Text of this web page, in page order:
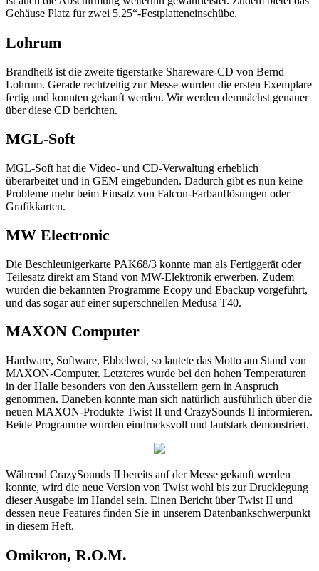
Gehäuse Platz für zwei 5.25“-Festplatteneinschübe.
Lohrum
Brandheiß ist die zweite tigerstarke Shareware-CD von Bernd
Lohrum. Gerade rechtzeitig zur Messe wurden die ersten Exemplare
fertig und konnten gekauft werden. Wir werden demnächst genauer
über diese CD berichten.
MGL-Soft
MGL-Soft hat die Video- und CD-Verwaltung erheblich
überarbeitet und in GEM eingebunden. Dadurch gibt es nun keine
Probleme mehr beim Einsatz von Falcon-Farbauflösungen oder
Grafikkarten.
MW Electronic
Die Beschleunigerkarte PAK68/3 konnte man als Fertiggerät oder
Teilesatz direkt am Stand von MW-Elektronik erwerben. Zudem
wurden die bekannten Programme Ecopy und Ebackup vorgeführt,
und das sogar auf einer superschnellen Medusa T40.
MAXON Computer
Hardware, Software, Ebbelwoi, so lautete das Motto am Stand von
MAXON-Computer. Letzteres wurde bei den hohen Temperaturen
in der Halle besonders von den Ausstellern gern in Anspruch
genommen. Daneben konnte man sich natürlich ausführlich über die
neuen MAXON-Produkte Twist II und CrazySounds II informieren.
Beide Programme wurden eindrucksvoll und lautstark demonstriert.
Während CrazySounds II bereits auf der Messe gekauft werden
konnte, wird die neue Version von Twist wohl bis zur Drucklegung
dieser Ausgabe im Handel sein. Einen Bericht über Twist II und
dessen neue Features finden Sie in unserem Datenbankschwerpunkt
in diesem Heft.
Omikron, R.O.M.